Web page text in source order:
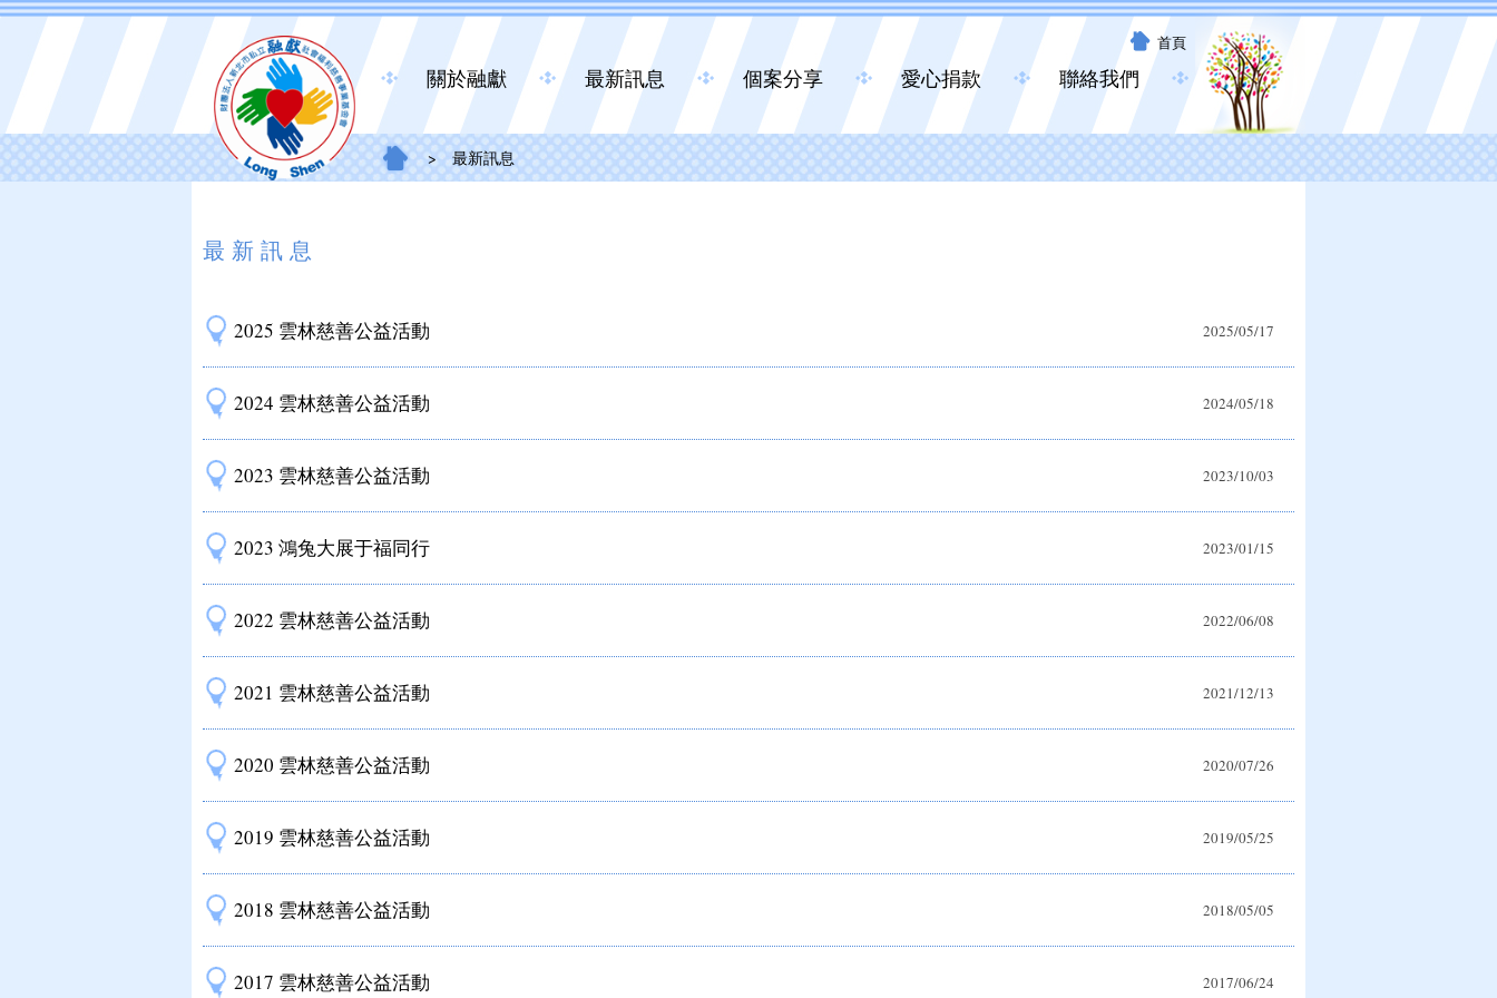
首頁
關於融獻 最新訊息 個案分享 愛心捐款 聯絡我們
> 最新訊息
最新訊息
2025/05/17
2025 雲林慈善公益活動
2024/05/18
2024 雲林慈善公益活動
2023/10/03
2023 雲林慈善公益活動
2023/01/15
2023 鴻兔大展于福同行
2022/06/08
2022 雲林慈善公益活動
2021/12/13
2021 雲林慈善公益活動
2020/07/26
2020 雲林慈善公益活動
2019/05/25
2019 雲林慈善公益活動
2018/05/05
2018 雲林慈善公益活動
2017/06/24
2017 雲林慈善公益活動